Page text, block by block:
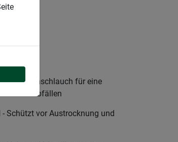
- Folienschlauch für eine
Gartenabfällen
- Schützt vor Austrocknung und